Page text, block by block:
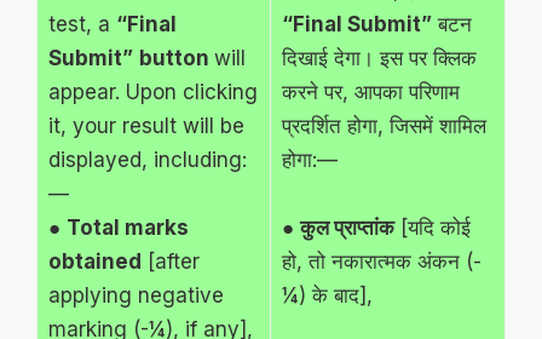
test, a “Final
Submit” button will
appear. Upon clicking
it, your result will be
displayed, including:
—
● Total marks
obtained [after
applying negative
marking (-¼), if any],
“Final Submit”बटन
दिखाई देगा। इस पर क्लिक
करने पर, आपका परिणाम
प्रदर्शित होगा, जिसमें शामिल
होगा:—
●कुल प्राप्तांक[यदि कोई
हो, तो नकारात्मक अंकन (-
¼) के बाद],